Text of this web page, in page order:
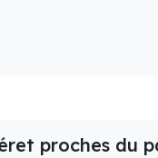
proches du